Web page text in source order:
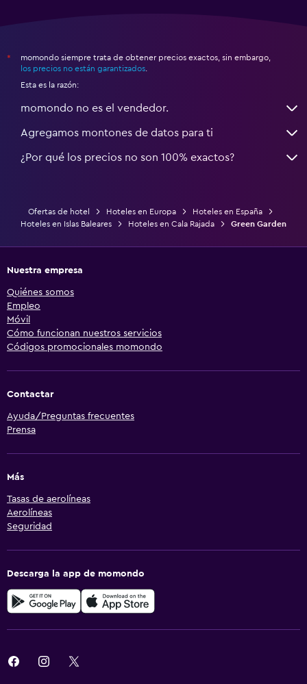
*
momondo siempre trata de obtener precios exactos, sin embargo,
los precios no están garantizados
Esta es la razón:
momondo no es el vendedor.
Agregamos montones de datos para ti
¿Por qué los precios no son 100% exactos?
Ofertas de hotel Hoteles en Europa
Hoteles en España
Hoteles en Islas Baleares
Hoteles en Cala Rajada Green Garden
Nuestra empresa
Quiénes somos
Empleo
Móvil
Cómo funcionan nuestros servicios
Códigos promocionales momondo
Contactar
Ayuda/Preguntas frecuentes
Prensa
Más
Tasas de aerolíneas
Aerolíneas
Seguridad
Descarga la app de momondo